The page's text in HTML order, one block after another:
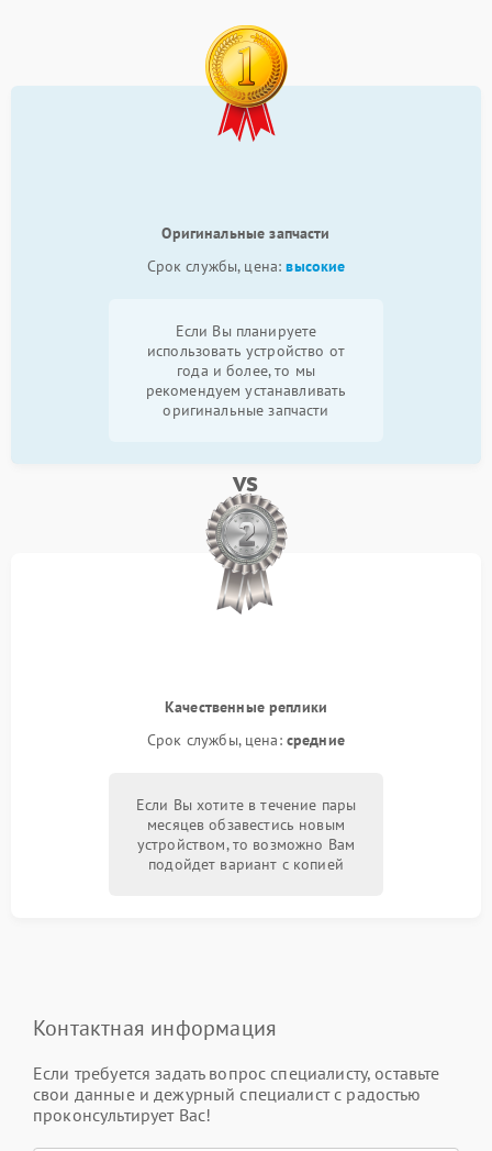
Оригинальные запчасти
Срок службы, цена:высокие
Если Вы планируете
использовать устройство от
года и более, то мы
рекомендуем устанавливать
оригинальные запчасти
vs
Качественные реплики
Срок службы, цена: средние
Если Вы хотите в течение пары
месяцев обзавестись новым
устройством, то возможно Вам
подойдет вариант с копией
Контактная информация
Если требуется задать вопрос специалисту, оставьте
свои данные и дежурный специалист с радостью
проконсультирует Вас!